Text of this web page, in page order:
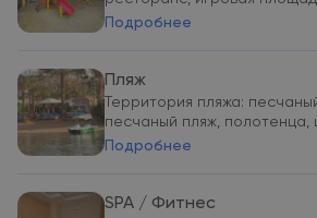
Подробнее
Пляж
Территория пляжа:
песчаный пляж, полотенца,
Подробнее
SPA / Фитнес